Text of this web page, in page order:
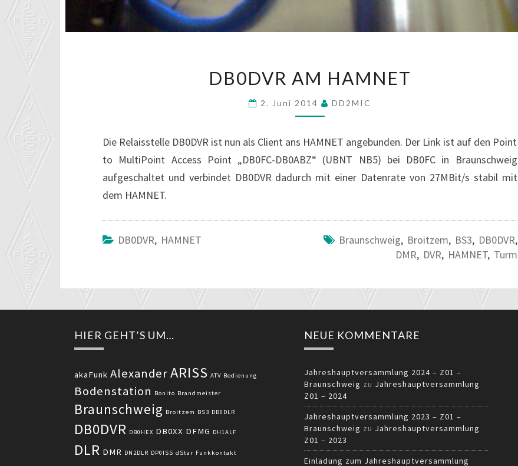
AM
DB0DVR AM HAMNET
2. Juni 2014 DD2MIC
Die Relaisstelle DB0DVR ist nun als Client ans HAMNET angebunden. Der Link ist auf den Point
to MultiPoint Access Point „DB0FC-DB0ABZ“ (UBNT NB5) bei DB0FC in Braunschweig
aufgeschaltet und verbindet DB0DVR dadurch mit einer Datenrate von 27MBit/s stabil mit
dem HAMNET.
DB0DVR, HAMNET Braunschweig, Broitzem, BS3, DB0DVR,
DMR, DVR, HAMNET, Turm
HIER GEHT’S UM…
akaFunk AlexanderARISS ATV Bedienung
Bodenstation Bonito Brandmeister
Braunschweig Broitzem BS3 DB0DLR
DB0DVR DB0HEX DB0XX DFMG DH1ALF
DLR DMR DN2DLR DP0ISS dStar Funkkontakt
NEUE KOMMENTARE
Jahreshauptversammlung 2024 – Z01 –
Braunschweig zu Jahreshauptversammlung
Z01 – 2024
Jahreshauptversammlung 2023 – Z01 –
Braunschweig zu Jahreshauptversammlung
Z01 – 2023
Einladung zum Jahreshauptversammlung